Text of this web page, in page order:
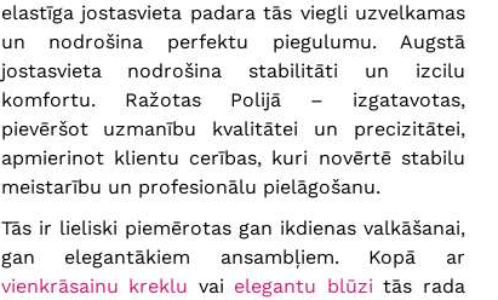
viduklis 33/43 cm, augšstilba
apkārtmērs
86-88 cm
62
vidukļa apkārtmērs 116-160 cm
gūžas apkārtmērs 160-164 cm
kopējais garums
98-101 cm,
priekšējais un aizmugurējais
stāvoklis 34/43 cm, augšstilba
apkārtmērs
90-92 cm
vidukļa apkārtmērs 120-166 cm
gūžas apkārtmērs 166-170 cm
priekšējais un aizmugurējais
stāvoklis 35/43 cm, augšstilba
92-94 cm
elastīga jostasvieta padara tās viegli uzvelkamas
un nodrošina perfektu piegulumu. Augstā
jostasvieta nodrošina stabilitāti un izcilu
komfortu. Ražotas Polijā – izgatavotas,
pievēršot uzmanību kvalitātei un precizitātei,
apmierinot klientu cerības, kuri novērtē stabilu
meistarību un profesionālu pielāgošanu.
Tās ir lieliski piemērotas gan ikdienas valkāšanai,
gan elegantākiem ansambļiem. Kopā ar
vienkrāsainu kreklu vai elegantu blūzi tās rada